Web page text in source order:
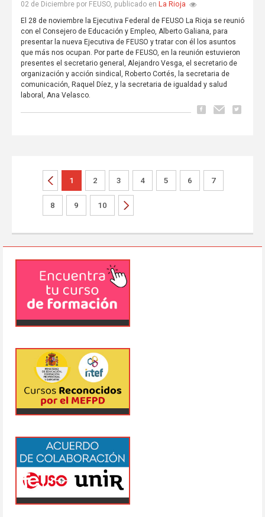
02 de Diciembre por FEUSO, publicado en La Rioja
El 28 de noviembre la Ejecutiva Federal de FEUSO La Rioja se reunió
con el Consejero de Educación y Empleo, Alberto Galiana, para
presentar la nueva Ejecutiva de FEUSO y tratar con él los asuntos
que más nos ocupan. Por parte de FEUSO, en la reunión estuvieron
presentes el secretario general, Alejandro Vesga, el secretario de
organización y acción sindical, Roberto Cortés, la secretaria de
comunicación, Raquel Díez, y la secretaria de igualdad y salud
laboral, Ana Velasco.
1 2 3 4 5 6 7
8 9 10